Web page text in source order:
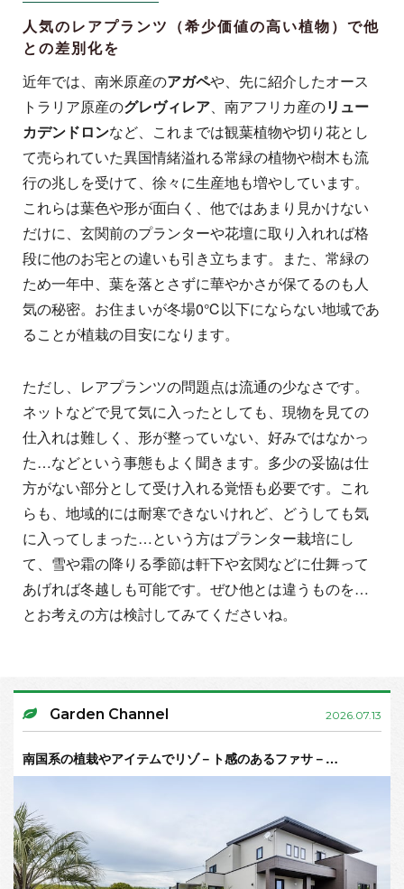
人気のレアプランツ（希少価値の高い植物）で他
との差別化を
近年では、南米原産のアガペや、先に紹介したオース
トラリア原産のグレヴィレア、南アフリカ産のリュー
カデンドロンなど、これまでは観葉植物や切り花とし
て売られていた異国情緒溢れる常緑の植物や樹木も流
行の兆しを受けて、徐々に生産地も増やしています。
これらは葉色や形が面白く、他ではあまり見かけない
だけに、玄関前のプランターや花壇に取り入れれば格
段に他のお宅との違いも引き立ちます。また、常緑の
ため一年中、葉を落とさずに華やかさが保てるのも人
気の秘密。お住まいが冬場0℃以下にならない地域であ
ることが植栽の目安になります。
ただし、レアプランツの問題点は流通の少なさです。
ネットなどで見て気に入ったとしても、現物を見ての
仕入れは難しく、形が整っていない、好みではなかっ
た…などという事態もよく聞きます。多少の妥協は仕
方がない部分として受け入れる覚悟も必要です。これ
らも、地域的には耐寒できないけれど、どうしても気
に入ってしまった…という方はプランター栽培にし
て、雪や霜の降りる季節は軒下や玄関などに仕舞って
あげれば冬越しも可能です。ぜひ他とは違うものを…
とお考えの方は検討してみてくださいね。
Garden Channel 2026.07.13
南国系の植栽やアイテムでリゾ－ト感のあるファサ－…